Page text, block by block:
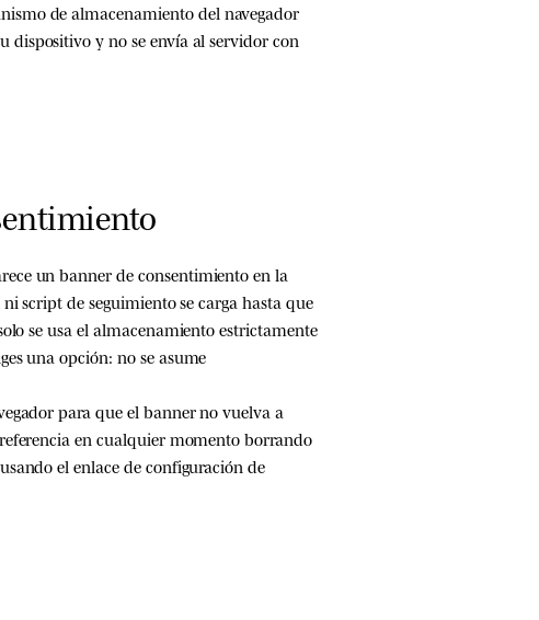
de almacenamiento del navegador
y no se envía al servidor con
un banner de consentimiento en la
script de seguimiento se carga hasta que
se usa el almacenamiento estrictamente
una opción: no se asume
para que el banner no vuelva a
en cualquier momento borrando
el enlace de configuración de